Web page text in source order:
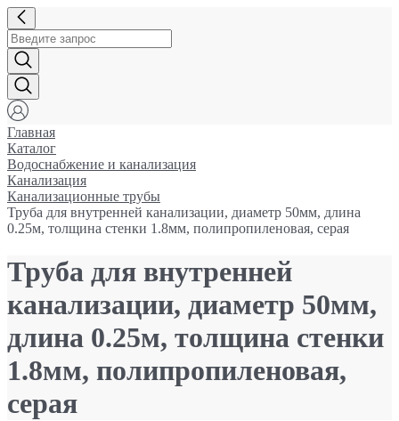
Главная
Каталог
Водоснабжение и канализация
Канализация
Канализационные трубы
Труба для внутренней канализации, диаметр 50мм, длина
0.25м, толщина стенки 1.8мм, полипропиленовая, серая
Труба для внутренней
канализации, диаметр 50мм,
длина 0.25м, толщина стенки
1.8мм, полипропиленовая,
серая